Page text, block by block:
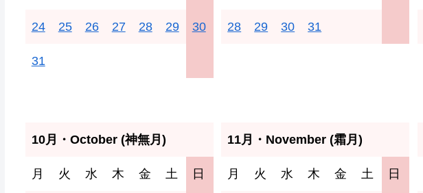
24 25 26 27 28 29 30
31
28 29 30 31
10月・October (神無月)
月 火 水 木 金 土 日
11月・November (霜月)
月 火 水 木 金 土 日